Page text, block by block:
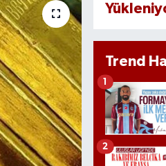
Trend
1
2